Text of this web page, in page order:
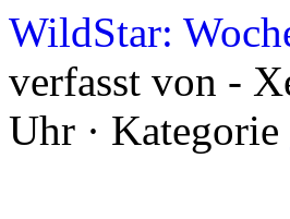
WildStar:
verfasst von -
Uhr · Kategorie